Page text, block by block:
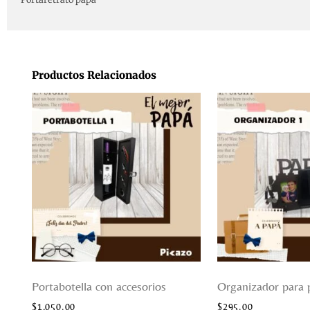
Productos Relacionados
Portabotella con accesorios
$1,050.00
Organizador para
$295.00